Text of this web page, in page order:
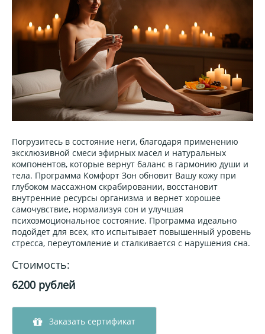
Погрузитесь в состояние неги, благодаря применению
эксклюзивной смеси эфирных масел и натуральных
компонентов, которые вернут баланс в гармонию души и
тела. Программа Комфорт Зон обновит Вашу кожу при
глубоком массажном скрабировании, восстановит
внутренние ресурсы организма и вернет хорошее
самочувствие, нормализуя сон и улучшая
психоэмоциональное состояние. Программа идеально
подойдет для всех, кто испытывает повышенный уровень
стресса, переутомление и сталкивается с нарушения сна.
Стоимость:
6200 рублей
Заказать сертификат